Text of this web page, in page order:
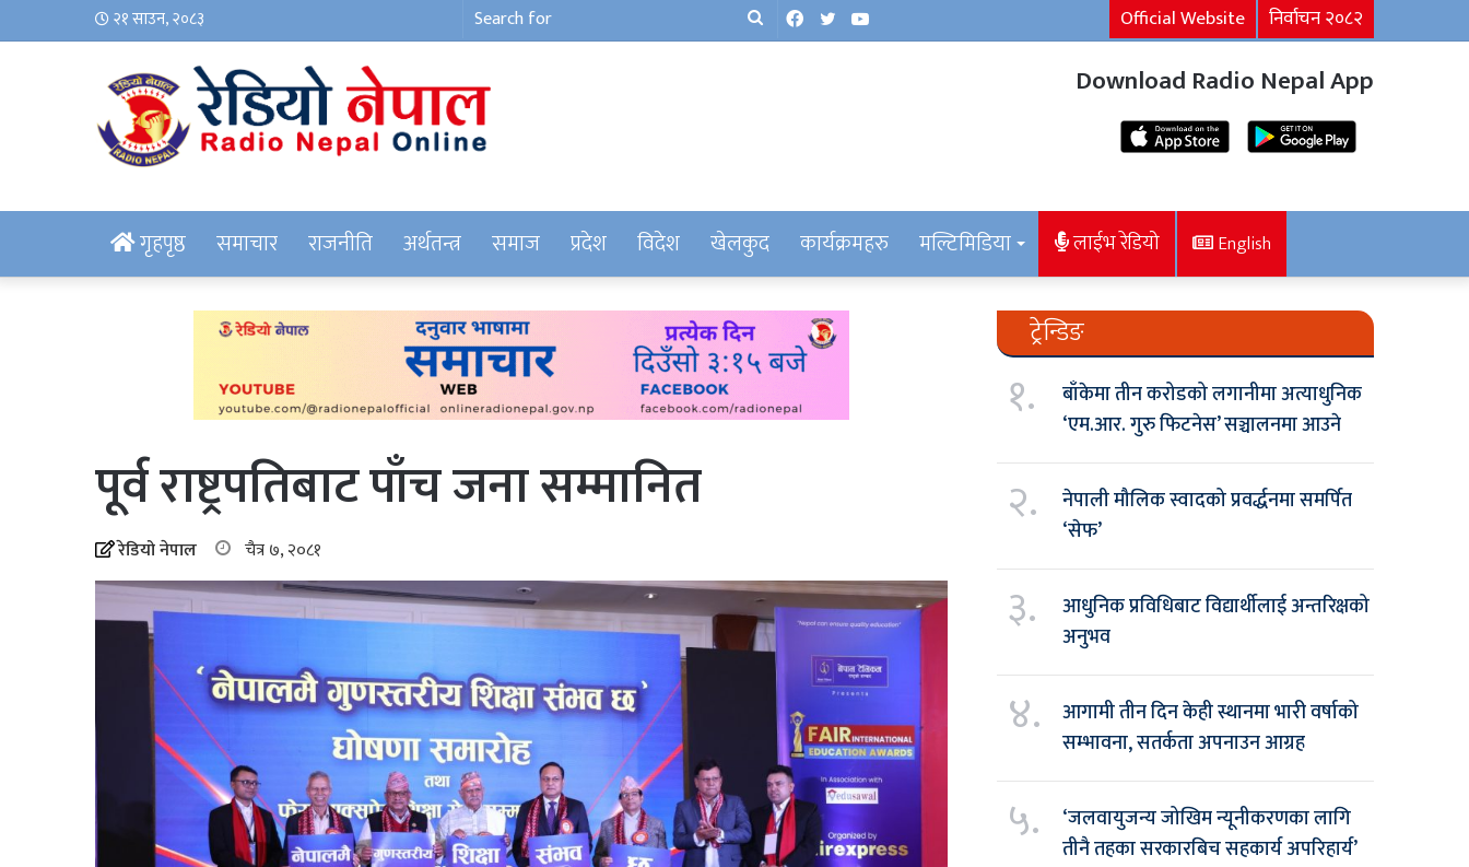
२१ साउन, २०८३
SearchFacebook
TwitterYouTube Official Website निर्वाचन २०८२
Download Radio Nepal App
गृहपृष्ठ समाचार राजनीति अर्थतन्त्र समाज प्रदेश विदेश खेलकुद कार्यक्रमहरु मल्टिमिडिया लाईभ रेडियो English
पूर्व राष्ट्रपतिबाट पाँच जना सम्मानित
रेडियो नेपाल चैत्र ७, २०८१
ट्रेन्डिङ
१.
बाँकेमा तीन करोडको लगानीमा अत्याधुनिक
‘एम.आर. गुरु फिटनेस’ सञ्चालनमा आउने
२.
नेपाली मौलिक स्वादको प्रवर्द्धनमा समर्पित
‘सेफ’
३.
आधुनिक प्रविधिबाट विद्यार्थीलाई अन्तरिक्षको
अनुभव
४.
आगामी तीन दिन केही स्थानमा भारी वर्षाको
सम्भावना, सतर्कता अपनाउन आग्रह
५.
‘जलवायुजन्य जोखिम न्यूनीकरणका लागि
तीनै तहका सरकारबिच सहकार्य अपरिहार्य’